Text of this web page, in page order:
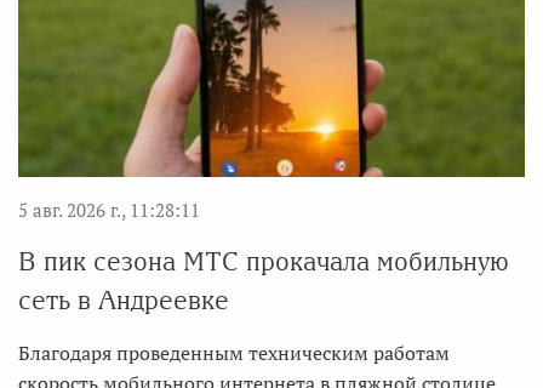
5 авг. 2026 г., 11:28:11
В пик сезона МТС прокачала мобильную
сеть в Андреевке
Благодаря проведенным техническим работам